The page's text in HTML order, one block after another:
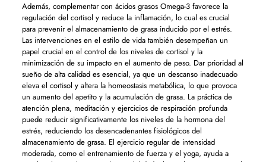
Además, complementar con ácidos grasos Omega-3 favorece la
regulación del cortisol y reduce la inflamación, lo cual es crucial
para prevenir el almacenamiento de grasa inducido por el estrés.
Las intervenciones en el estilo de vida también desempeñan un
papel crucial en el control de los niveles de cortisol y la
minimización de su impacto en el aumento de peso. Dar prioridad al
sueño de alta calidad es esencial, ya que un descanso inadecuado
eleva el cortisol y altera la homeostasis metabólica, lo que provoca
un aumento del apetito y la acumulación de grasa. La práctica de
atención plena, meditación y ejercicios de respiración profunda
puede reducir significativamente los niveles de la hormona del
estrés, reduciendo los desencadenantes fisiológicos del
almacenamiento de grasa. El ejercicio regular de intensidad
moderada, como el entrenamiento de fuerza y ​​el yoga, ayuda a